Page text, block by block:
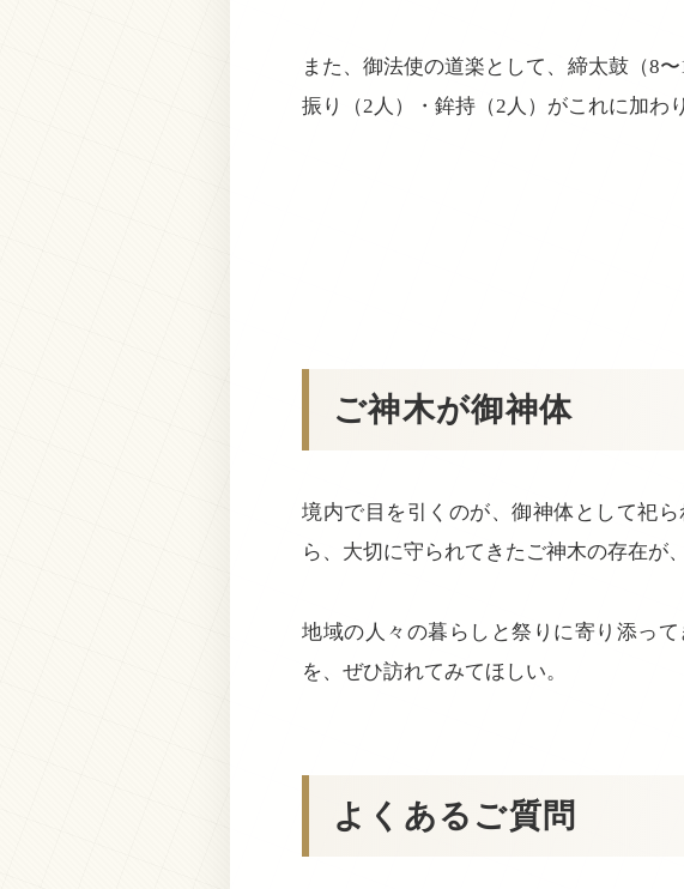
また、御法使の道楽として、締太鼓（8
振り（2人）・鉾持（2人）がこれに加わ
ご神木が御神体
境内で目を引くのが、御神体として祀
ら、大切に守られてきたご神木の存在が
地域の人々の暮らしと祭りに寄り添っ
を、ぜひ訪れてみてほしい。
よくあるご質問